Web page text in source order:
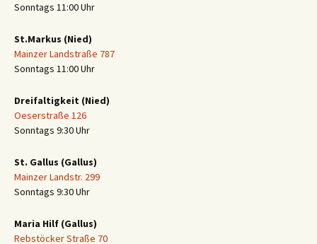
Sonntags 11:00 Uhr
St.Markus (Nied)
Mainzer Landstraße 787
Sonntags 11:00 Uhr
Dreifaltigkeit (Nied)
Oeserstraße 126
Sonntags 9:30 Uhr
St. Gallus (Gallus)
Mainzer Landstr. 299
Sonntags 9:30 Uhr
Maria Hilf (Gallus)
Rebstöcker Straße 70